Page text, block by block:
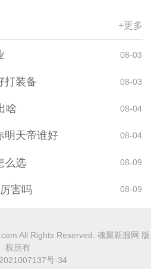
+更多
08-03
打装备 08-03
啥 08-04
明天帝谁好 08-04
么选 08-09
害吗 08-09
All Rights Reserved. 魂聚新服网 版
权所有
号-34